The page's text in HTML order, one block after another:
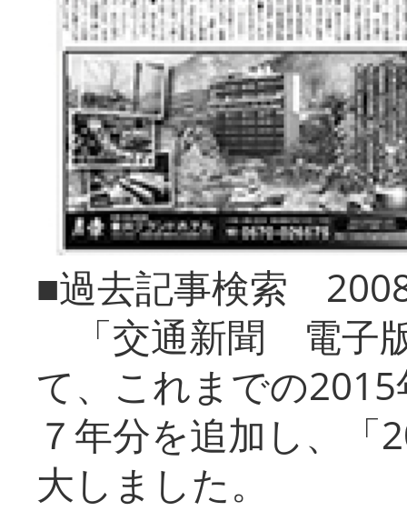
■過去記事検索
「交通新聞 電子
て、これまでの
７年分を追加し、「
大しまし